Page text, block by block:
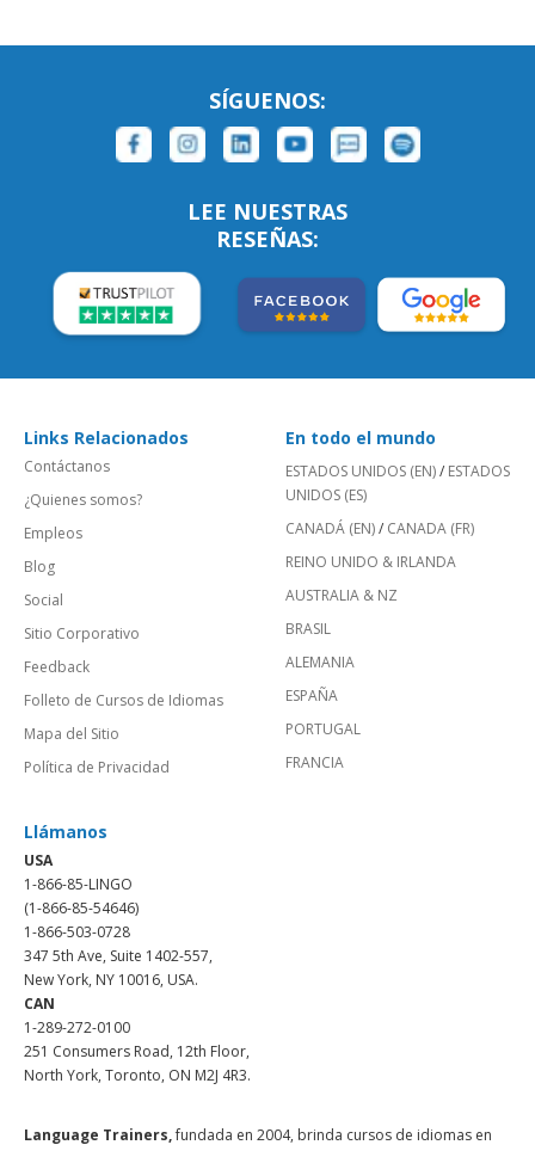
SÍGUENOS:
LEE NUESTRAS
RESEÑAS:
Links Relacionados
Contáctanos
¿Quienes somos?
Empleos
Blog
Social
Sitio Corporativo
Feedback
Folleto de Cursos de Idiomas
Mapa del Sitio
Política de Privacidad
En todo el mundo
ESTADOS UNIDOS (EN)/ ESTADOS
UNIDOS (ES)
CANADÁ (EN)/ CANADA (FR)
REINO UNIDO & IRLANDA
AUSTRALIA & NZ
BRASIL
ALEMANIA
ESPAÑA
PORTUGAL
FRANCIA
Llámanos
USA
1-866-85-LINGO
(1-866-85-54646)
1-866-503-0728
347 5th Ave, Suite 1402-557,
New York, NY 10016, USA.
CAN
1-289-272-0100
251 Consumers Road, 12th Floor,
North York, Toronto, ON M2J 4R3.
Language Trainers,fundada en 2004, brinda cursos de idiomas en